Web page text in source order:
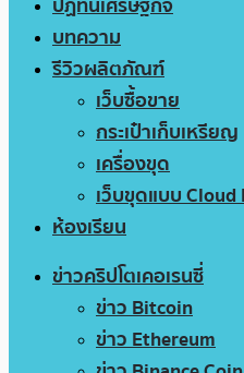
บทความ
รีวิวผลิตภัณฑ์
เว็บซื้อขาย
กระเป๋าเก็บเหรียญ
เครื่องขุด
เว็บขุดแบบ
ห้องเรียน
ข่าวคริปโตเคอเรนซี่
ข่าว Bitcoin
ข่าว Ethereum